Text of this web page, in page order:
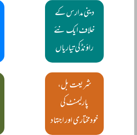
دینی مدارس کے
خلاف ایک نئے
راؤنڈ کی تیاریاں
شریعت بل،
پارلیمنٹ کی
خودمختاری اور اجتہاد